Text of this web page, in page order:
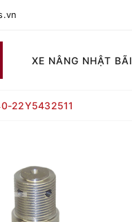
XE NÂNG NHẬT BÃI
22Y5432511